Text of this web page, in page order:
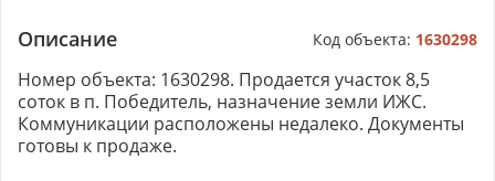
Описание Код объекта: 1630298
Номер объекта: 1630298. Продается участок 8,5
соток в п. Победитель, назначение земли ИЖС.
Коммуникации расположены недалеко. Документы
готовы к продаже.